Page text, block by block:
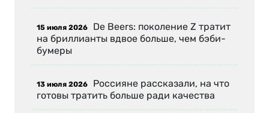
15 июля 2026 De Beers: поколение Z тратит
на бриллианты вдвое больше, чем бэби-
бумеры
13 июля 2026 Россияне рассказали, на что
готовы тратить больше ради качества